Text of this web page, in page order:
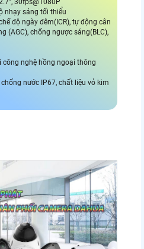
nhạy sáng tối thiểu
độ ngày đêm(ICR), tự động cân
(AGC), chống ngược sáng(BLC),
công nghệ hồng ngoại thông
nước IP67, chất liệu vỏ kim